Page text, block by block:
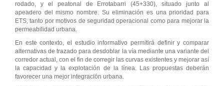
rodado, y el peatonal de Errotabarri (45+330), situado junto al
apeadero del mismo nombre. Su eliminación es una prioridad para
ETS, tanto por motivos de seguridad operacional como para mejorar la
permeabilidad urbana.
En este contexto, el estudio informativo permitirá definir y comparar
alternativas de trazado para desdoblar la vía mediante una variante del
corredor actual, con el fin de corregir las curvas existentes y mejorar así
la capacidad y la explotación de la línea. Las propuestas deberán
favorecer una mejor integración urbana.